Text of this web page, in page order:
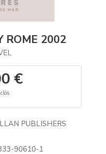
ROME 2002
€
PUBLISHERS
90610-1